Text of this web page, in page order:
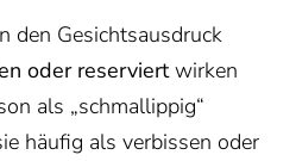
den Gesichtsausdruck
oder reserviertwirken
als „schmallippig“
häufig als verbissen oder